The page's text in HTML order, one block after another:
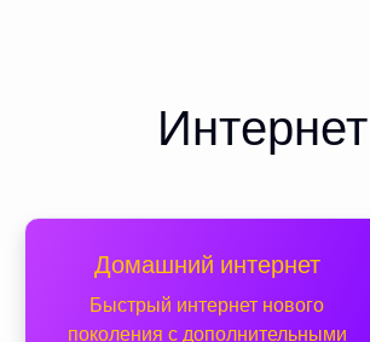
Домашний интернет
Быстрый интернет нового
поколения с дополнительными